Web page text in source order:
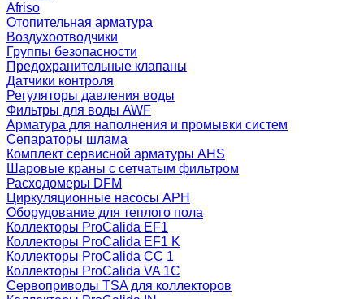
Afriso
Отопительная арматура
Воздухоотводчики
Группы безопасности
Предохранительные клапаны
Датчики контроля
Регуляторы давления воды
Фильтры для воды AWF
Арматура для наполнения и промывки систем
Сепараторы шлама
Комплект сервисной арматуры AHS
Шаровые краны с сетчатым фильтром
Расходомеры DFM
Циркуляционные насосы APH
Оборудование для теплого пола
Коллекторы ProCalida EF1
Коллекторы ProCalida EF1 K
Коллекторы ProCalida CC 1
Коллекторы ProCalida VA 1C
Сервоприводы TSA для коллекторов